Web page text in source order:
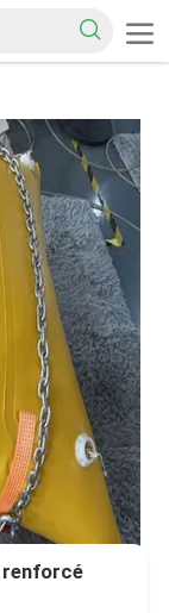
renforcé